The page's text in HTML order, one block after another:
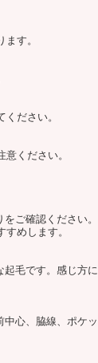
す。
ださい。
ください。
ご確認ください。
めします。
毛です。感じ方に
心、脇線、ポケッ